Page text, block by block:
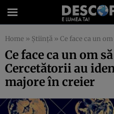
Home » Știință » Ce face ca un om să fie
Ce face ca un om
Cercetătorii au
majore în creier